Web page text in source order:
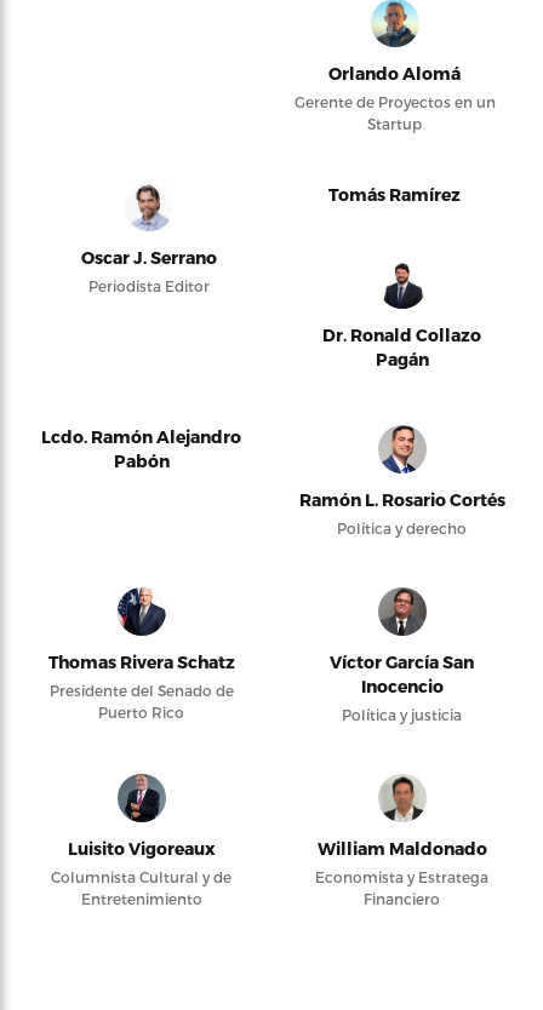
Orlando Alomá
Gerente de Proyectos en un
Startup
Oscar J. Serrano
Periodista Editor
Tomás Ramírez
Dr. Ronald Collazo
Pagán
Lcdo. Ramón Alejandro
Pabón
Ramón L. Rosario Cortés
Política y derecho
Thomas Rivera Schatz
Presidente del Senado de
Puerto Rico
Víctor García San
Inocencio
Política y justicia
Luisito Vigoreaux
Columnista Cultural y de
Entretenimiento
William Maldonado
Economista y Estratega
Financiero